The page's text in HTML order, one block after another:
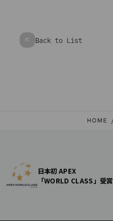
Back to List
HOME
日本初 APEX
「WORLD CLASS」受賞